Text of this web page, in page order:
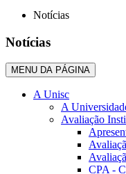
Notícias
Notícias
MENU DA PÁGINA
A Unisc
A
Avaliação
CPA -